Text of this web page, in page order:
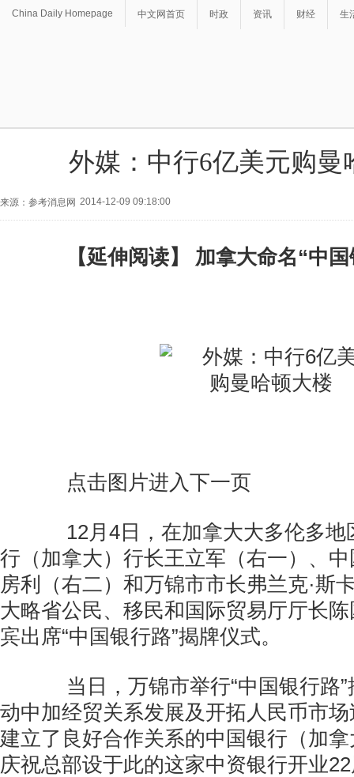
China Daily Homepage 中文网首页 时政 资讯 财经 生
外媒：中行6亿美元购曼
来源：参考消息网 2014-12-09 09:18:00
【延伸阅读】 加拿大命名“中
点击图片进入下一页
12月4日，在加拿大大多伦多地
行（加拿大）行长王立军（右一）、
房利（右二）和万锦市市长弗兰克·斯
大略省公民、移民和国际贸易厅厅长
宾出席“中国银行路”揭牌仪式。
当日，万锦市举行“中国银行路”
动中加经贸关系发展及开拓人民币市
建立了良好合作关系的中国银行（加
庆祝总部设于此的这家中资银行开业